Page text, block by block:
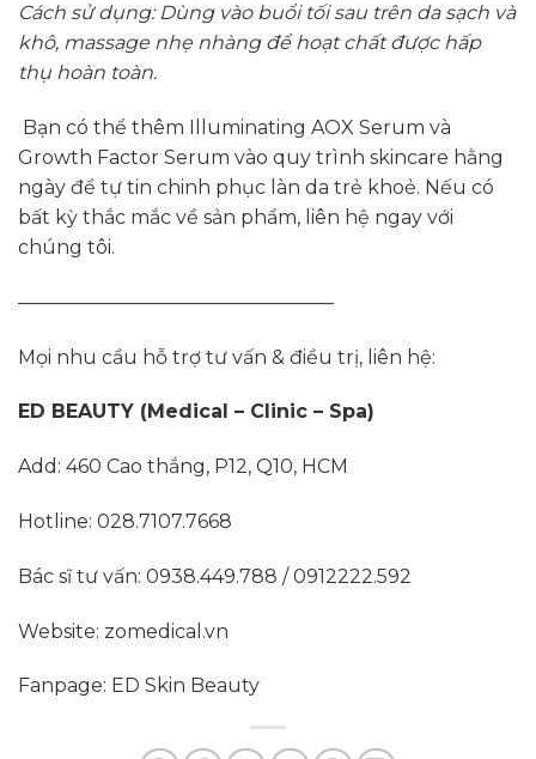
Cách sử dụng: Dùng vào buổi tối sau trên da sạch và
khô, massage nhẹ nhàng để hoạt chất được hấp
thụ hoàn toàn.
Bạn có thể thêm Illuminating AOX Serum và
Growth Factor Serum vào quy trình skincare hằng
ngày để tự tin chinh phục làn da trẻ khoẻ. Nếu có
bất kỳ thắc mắc về sản phẩm, liên hệ ngay với
chúng tôi.
————————————————–
Mọi nhu cầu hỗ trợ tư vấn & điều trị, liên hệ:
ED BEAUTY (Medical – Clinic – Spa)
Add: 460 Cao thắng, P12, Q10, HCM
Hotline: 028.7107.7668
Bác sĩ tư vấn: 0938.449.788 / 0912222.592
Website: zomedical.vn
Fanpage: ED Skin Beauty